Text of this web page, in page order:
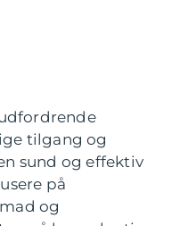
tilgang og
sund og effektiv
på
og